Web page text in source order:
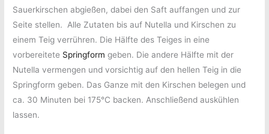
Sauerkirschen abgießen, dabei den Saft auffangen und zur
Seite stellen.
Alle Zutaten bis auf Nutella und Kirschen zu
einem Teig verrühren. Die Hälfte des Teiges in eine
vorbereitete Springform geben. Die andere Hälfte mit der
Nutella vermengen und vorsichtig auf den hellen Teig in die
Springform geben. Das Ganze mit den Kirschen belegen und
ca. 30 Minuten bei 175°C backen. Anschließend auskühlen
lassen.